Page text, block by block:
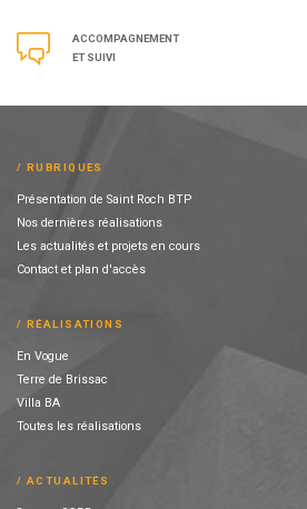
ACCOMPAGNEMENT
ET SUIVI
RUBRIQUES
Présentation de Saint Roch BTP
Nos dernières réalisations
Les actualités et projets en cours
Contact et plan d'accès
RÉALISATIONS
En Vogue
Terre de Brissac
Villa BA
Toutes les réalisations
ACTUALITÉS